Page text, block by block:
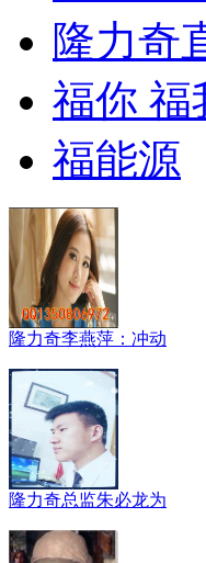
隆力奇
福你 福
福能源
隆力奇李燕萍：冲动
隆力奇总监朱必龙为